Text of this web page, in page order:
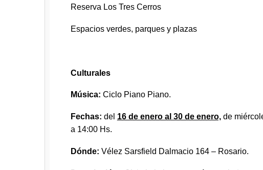
Reserva Los Tres Cerros
Espacios verdes, parques y plazas
Culturales
Música: Ciclo Piano Piano.
Fechas: del 16 de enero al 30 de enero,de
a 14:00 Hs.
Dónde: Vélez Sarsfield Dalmacio 164 – Rosario.